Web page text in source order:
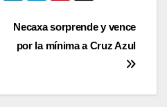
Necaxa sorprende y vence
por la mínima a Cruz Azul